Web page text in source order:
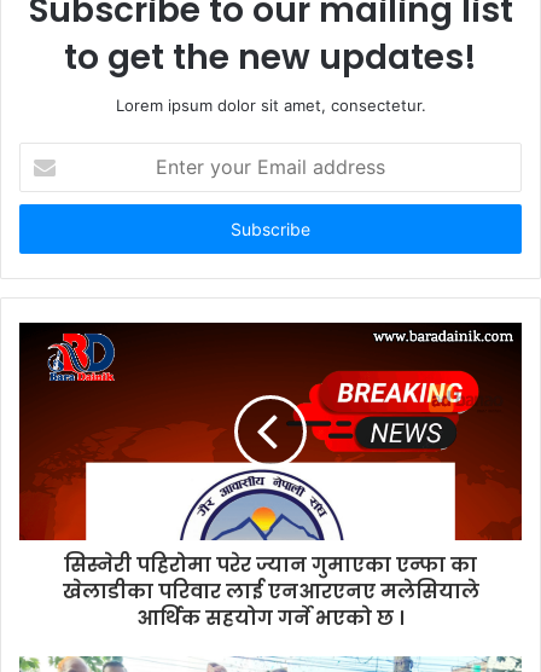
Subscribe to our mailing list
to get the new updates!
Lorem ipsum dolor sit amet, consectetur.
t
r
y
d
s
सिस्नेरी पहिरोमा परेर ज्यान गुमाएका एन्फा का
खेलाडीका परिवार लाई एनआरएनए मलेसियाले
आर्थिक सहयोग गर्ने भएको छ ।